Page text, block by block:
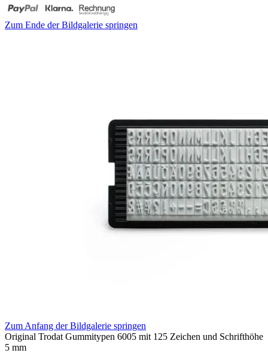
Zum Ende der Bildgalerie springen
Zum Anfang der Bildgalerie springen
Original Trodat Gummitypen 6005 mit 125 Zeichen und Schrifthöhe
5 mm